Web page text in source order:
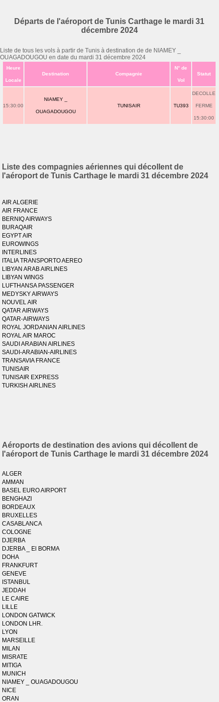
Départs de l'aéroport de Tunis Carthage le mardi 31
décembre 2024
Liste de tous les vols à partir de Tunis à destination de de NIAMEY _
OUAGADOUGOU en date du mardi 31 décembre 2024
Heure
Locale
Destination Compagnie
N° de
Vol
Statut
15:30:00
NIAMEY _
OUAGADOUGOU
TUNISAIR TU393
DECOLLE
FERME
15:30:00
Liste des compagnies aériennes qui décollent de
l'aéroport de Tunis Carthage le mardi 31 décembre 2024
AIR ALGERIE
AIR FRANCE
BERNIQ AIRWAYS
BURAQAIR
EGYPT AIR
EUROWINGS
INTERLINES
ITALIA TRANSPORTO AEREO
LIBYAN ARAB AIRLINES
LIBYAN WINGS
LUFTHANSA PASSENGER
MEDYSKY AIRWAYS
NOUVEL AIR
QATAR AIRWAYS
QATAR-AIRWAYS
ROYAL JORDANIAN AIRLINES
ROYAL AIR MAROC
SAUDI ARABIAN AIRLINES
SAUDI-ARABIAN-AIRLINES
TRANSAVIA FRANCE
TUNISAIR
TUNISAIR EXPRESS
TURKISH AIRLINES
Aéroports de destination des avions qui décollent de
l'aéroport de Tunis Carthage le mardi 31 décembre 2024
ALGER
AMMAN
BASEL EURO AIRPORT
BENGHAZI
BORDEAUX
BRUXELLES
CASABLANCA
COLOGNE
DJERBA
DJERBA _ El BORMA
DOHA
FRANKFURT
GENEVE
ISTANBUL
JEDDAH
LE CAIRE
LILLE
LONDON GATWICK
LONDON LHR.
LYON
MARSEILLE
MILAN
MISRATE
MITIGA
MUNICH
NIAMEY _ OUAGADOUGOU
NICE
ORAN